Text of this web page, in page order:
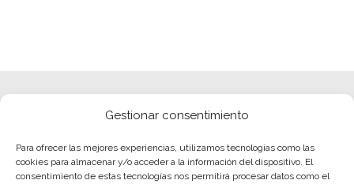
Gestionar consentimiento
Para ofrecer las mejores experiencias, utilizamos tecnologías como las
cookies para almacenar y/o acceder a la información del dispositivo. El
consentimiento de estas tecnologías nos permitirá procesar datos como el